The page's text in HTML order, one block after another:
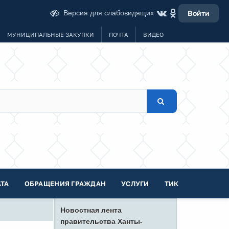
Версия для слабовидящих Войти
МУНИЦИПАЛЬНЫЕ ЗАКУПКИ ПОЧТА ВИДЕО
ОБРАЩЕНИЯ ГРАЖДАН УСЛУГИ ТИК
Новостная лента
правительства Ханты-